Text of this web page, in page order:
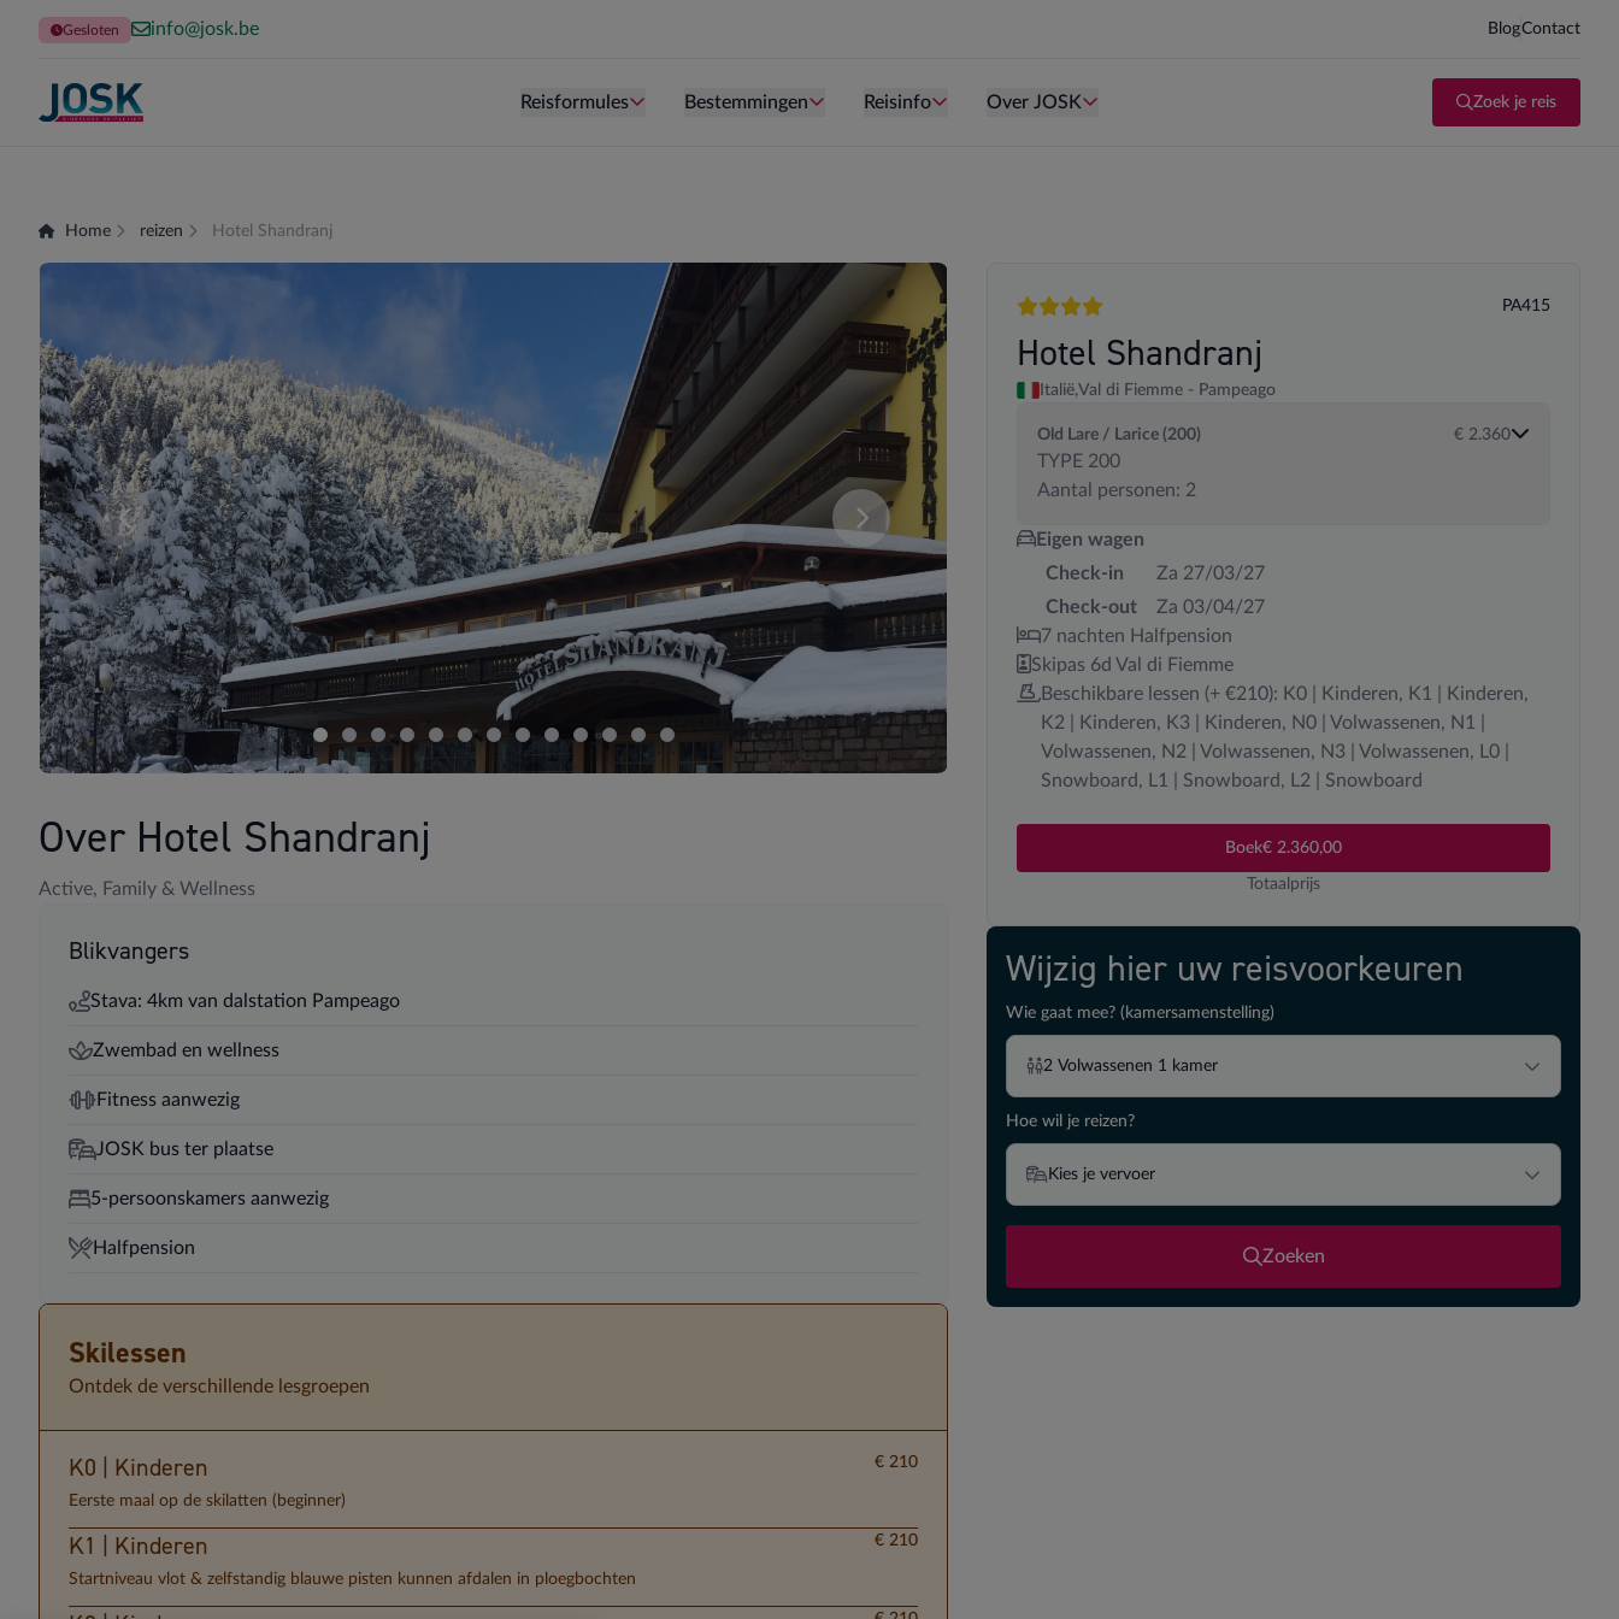
Gesloten info@josk.be BlogContact
Terug naar de homepage
Zoek je reis
Reisformules Persoon is te oud kind te zijn.
Bestemmingen Persoon is te oud kind te zijn.
Reisinfo Persoon is te oud kind te zijn.
Over JOSK
Home reizen Hotel Shandranj
Er zijn momenteel geen kamers beschikbaar voor deze samenstelling. U kan uw kamersamenstelling wijzigen.
Vergelijk de verschillende transportopties
4 sterren
PA415
Hotel Shandranj
Italië,Val di Fiemme - Pampeago
Old Lare / Larice (200)
TYPE 200
Aantal personen: 2
€ 2.360
Eigen wagen
Check-in
Za 27/03/27
Check-out
Za 03/04/27
7 nachten Halfpension
Skipas 6d Val di Fiemme
Beschikbare lessen (+ €210): K0 | Kinderen, K1 | Kinderen,
K2 | Kinderen, K3 | Kinderen, N0 | Volwassenen, N1 |
Volwassenen, N2 | Volwassenen, N3 | Volwassenen, L0 |
Snowboard, L1 | Snowboard, L2 | Snowboard
Boek€ 2.360,00
Totaalprijs
Wijzig hier uw reisvoorkeuren
Wie gaat mee? (kamersamenstelling)
2 Volwassenen 1 kamer
Hoe wil je reizen?
Kies je vervoer
Zoeken
Over Hotel Shandranj
Active, Family & Wellness
Blikvangers
Stava: 4km van dalstation Pampeago
Zwembad en wellness
Fitness aanwezig
JOSK bus ter plaatse
5-persoonskamers aanwezig
Halfpension
Skilessen
Ontdek de verschillende lesgroepen
K0 | Kinderen
Eerste maal op de skilatten (beginner)
€ 210
K1 | Kinderen
Startniveau vlot & zelfstandig blauwe pisten kunnen afdalen in ploegbochten
€ 210